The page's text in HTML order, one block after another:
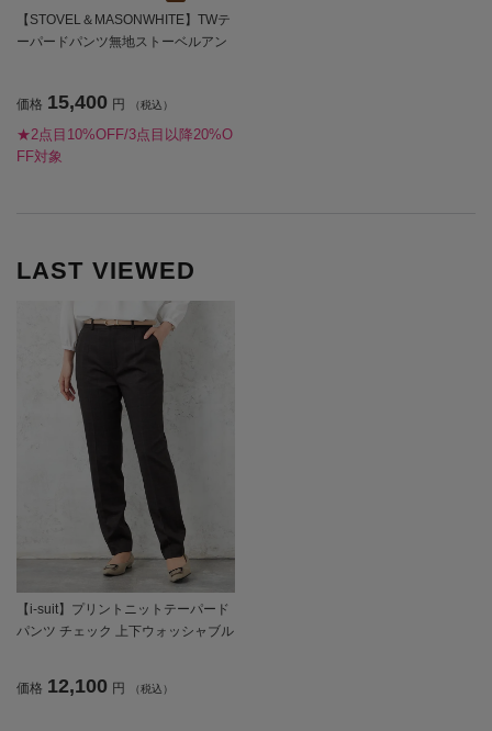
【STOVEL＆MASONWHITE】TWテ
ーパードパンツ無地ストーベルアン
価格 15,400 円 （税込）
★2点目10%OFF/3点目以降20%O
FF対象
LAST VIEWED
【i-suit】プリントニットテーパード
パンツ チェック 上下ウォッシャブル
価格 12,100 円 （税込）